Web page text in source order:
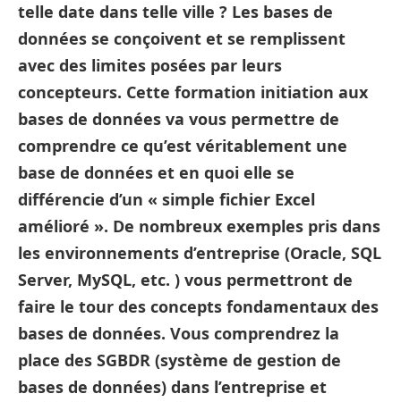
telle date dans telle ville ? Les bases de
données se conçoivent et se remplissent
avec des limites posées par leurs
concepteurs. Cette formation initiation aux
bases de données va vous permettre de
comprendre ce qu’est véritablement une
base de données et en quoi elle se
différencie d’un « simple fichier Excel
amélioré ». De nombreux exemples pris dans
les environnements d’entreprise (Oracle, SQL
Server, MySQL, etc. ) vous permettront de
faire le tour des concepts fondamentaux des
bases de données. Vous comprendrez la
place des SGBDR (système de gestion de
bases de données) dans l’entreprise et